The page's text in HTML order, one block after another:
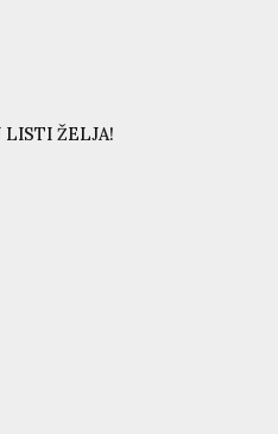
LISTI ŽELJA!